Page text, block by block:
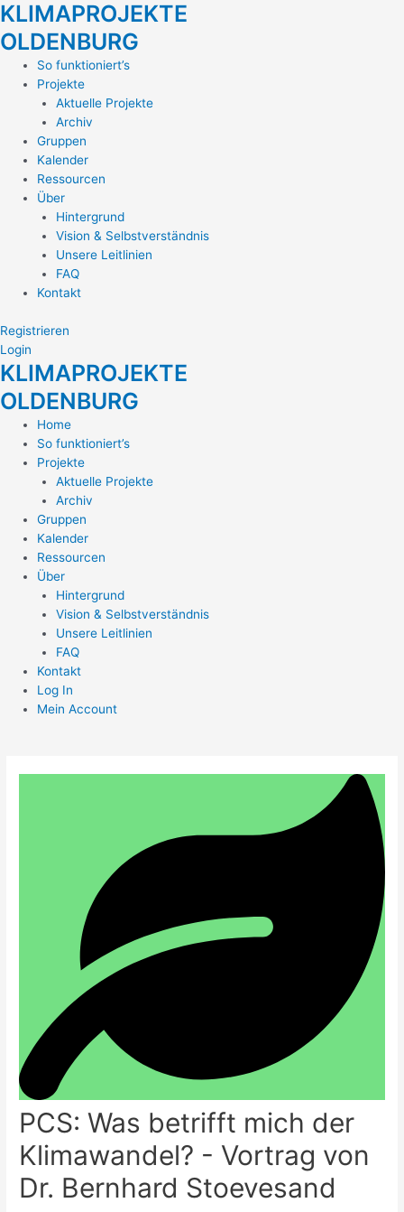
Zum
springen
KLIMAPROJEKTE
OLDENBURG
Main
Menu
So funktioniert’s
Projekte
Aktuelle Projekte
Archiv
Gruppen
Kalender
Ressourcen
Über
Hintergrund
Vision & Selbstverständnis
Unsere Leitlinien
FAQ
Kontakt
Registrieren
Login
KLIMAPROJEKTE
OLDENBURG
Home
So funktioniert’s
Projekte
Aktuelle Projekte
Archiv
Gruppen
Kalender
Ressourcen
Über
Hintergrund
Vision & Selbstverständnis
Unsere Leitlinien
FAQ
Kontakt
Log In
Mein Account
PCS: Was betrifft mich der
Klimawandel? - Vortrag von
Dr. Bernhard Stoevesand